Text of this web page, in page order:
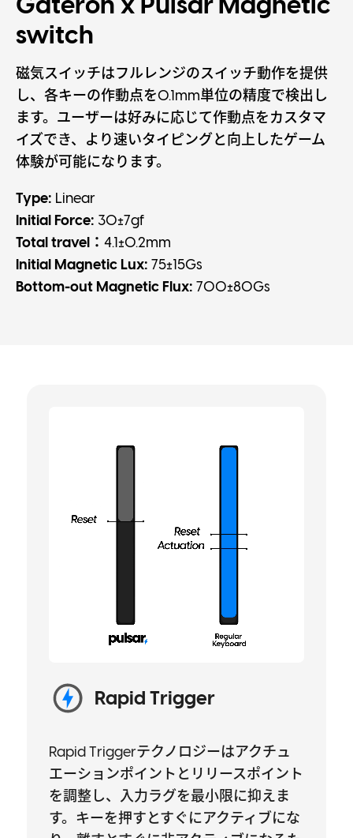
switch
磁気スイッチはフルレンジのスイッチ動作を提供
し、各キーの作動点を0.1mm単位の精度で検出し
ます。ユーザーは好みに応じて作動点をカスタマ
イズでき、より速いタイピングと向上したゲーム
体験が可能になります。
Type: Linear
Initial Force: 30±7gf
Total travel： 4.1±0.2mm
Initial Magnetic Lux: 75±15Gs
Bottom-out Magnetic Flux: 700±80Gs
Rapid Trigger
Rapid Triggerテクノロジーはアクチュ
エーションポイントとリリースポイント
を調整し、入力ラグを最小限に抑えま
す。キーを押すとすぐにアクティブにな